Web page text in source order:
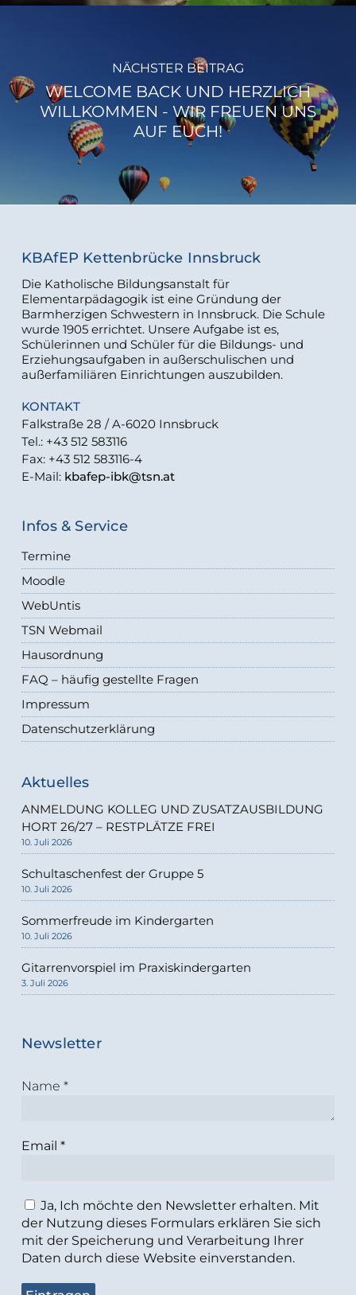
NÄCHSTER BEITRAG
WELCOME BACK UND HERZLICH
WILLKOMMEN - WIR FREUEN UNS
AUF EUCH!
KBAfEP Kettenbrücke Innsbruck
Die Katholische Bildungsanstalt für
Elementarpädagogik ist eine Gründung der
Barmherzigen Schwestern in Innsbruck. Die Schule
wurde 1905 errichtet. Unsere Aufgabe ist es,
Schülerinnen und Schüler für die Bildungs- und
Erziehungsaufgaben in außerschulischen und
außerfamiliären Einrichtungen auszubilden.
KONTAKT
Falkstraße 28 / A-6020 Innsbruck
Tel.: +43 512 583116
Fax: +43 512 583116-4
E-Mail: kbafep-ibk@tsn.at
Infos & Service
Termine
Moodle
WebUntis
TSN Webmail
Hausordnung
FAQ – häufig gestellte Fragen
Impressum
Datenschutzerklärung
Aktuelles
ANMELDUNG KOLLEG UND ZUSATZAUSBILDUNG
HORT 26/27 – RESTPLÄTZE FREI
10. Juli 2026
Schultaschenfest der Gruppe 5
10. Juli 2026
Sommerfreude im Kindergarten
10. Juli 2026
Gitarrenvorspiel im Praxiskindergarten
3. Juli 2026
Newsletter
Name *
Email *
Ja, Ich möchte den Newsletter erhalten. Mit
der Nutzung dieses Formulars erklären Sie sich
mit der Speicherung und Verarbeitung Ihrer
Daten durch diese Website einverstanden.